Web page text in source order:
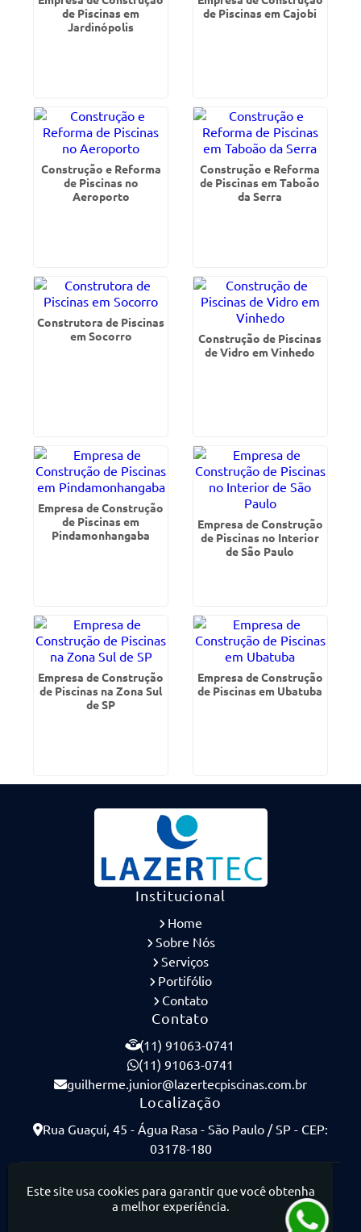
de Piscinas em
Jardinópolis
de Piscinas em Cajobi
Construção e Reforma
de Piscinas no
Aeroporto
Construção e Reforma
de Piscinas em Taboão
da Serra
Construtora de Piscinas
em Socorro
Construção de Piscinas
de Vidro em Vinhedo
Empresa de Construção
de Piscinas em
Pindamonhangaba
Empresa de Construção
de Piscinas no Interior
de São Paulo
Empresa de Construção
de Piscinas na Zona Sul
de SP
Empresa de Construção
de Piscinas em Ubatuba
Institucional
Home
Sobre Nós
Serviços
Portifólio
Contato
Contato
(11) 91063-0741
(11) 91063-0741
guilherme.junior@lazertecpiscinas.com.br
Localização
Rua Guaçuí, 45 - Água Rasa - São Paulo / SP - CEP:
03178-180
Este site usa cookies para garantir que você obtenha
a melhor experiência.